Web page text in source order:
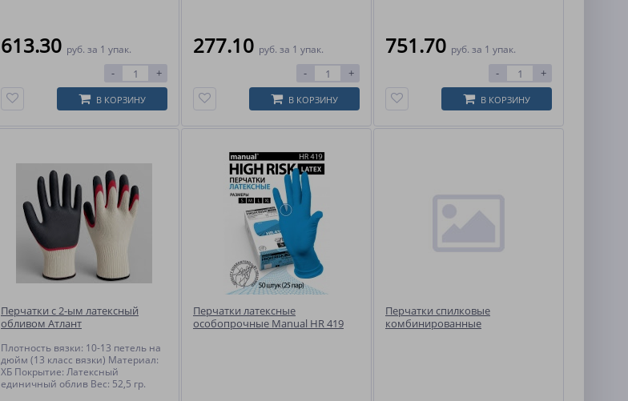
613.30 руб. за 1 упак.
- +
В КОРЗИНУ
277.10 руб. за 1 упак.
- +
В КОРЗИНУ
751.70 руб. за 1 упак.
- +
В КОРЗИНУ
Перчатки с 2-ым латексный
обливом Атлант
Плотность вязки: 10-13 петель на
дюйм (13 класс вязки) Материал:
ХБ Покрытие: Латексный
единичный облив Вес: 52,5 гр.
Перчатки латексные
особопрочные Manual HR 419
Перчатки спилковые
комбинированные